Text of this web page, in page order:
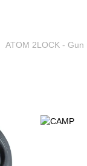
ATOM 2LOCK - Gun